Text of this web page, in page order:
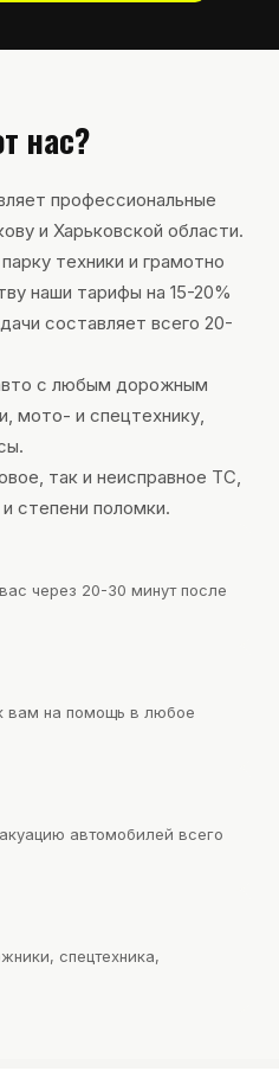
нас?
профессиональные
и Харьковской области.
техники и грамотно
наши тарифы на 15-20%
составляет всего 20-
с любым дорожным
мото- и спецтехнику,
так и неисправное ТС,
степени поломки.
через 20-30 минут после
вам на помощь в любое
автомобилей всего
спецтехника,